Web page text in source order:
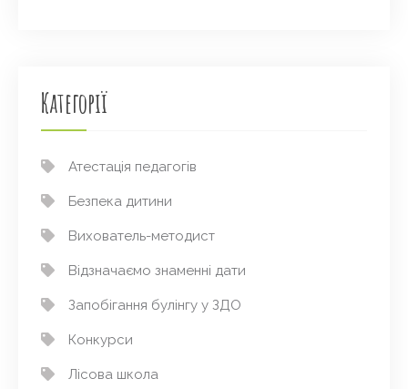
Категорії
Атестація педагогів
Безпека дитини
Вихователь-методист
Відзначаємо знаменні дати
Запобігання булінгу у ЗДО
Конкурси
Лісова школа